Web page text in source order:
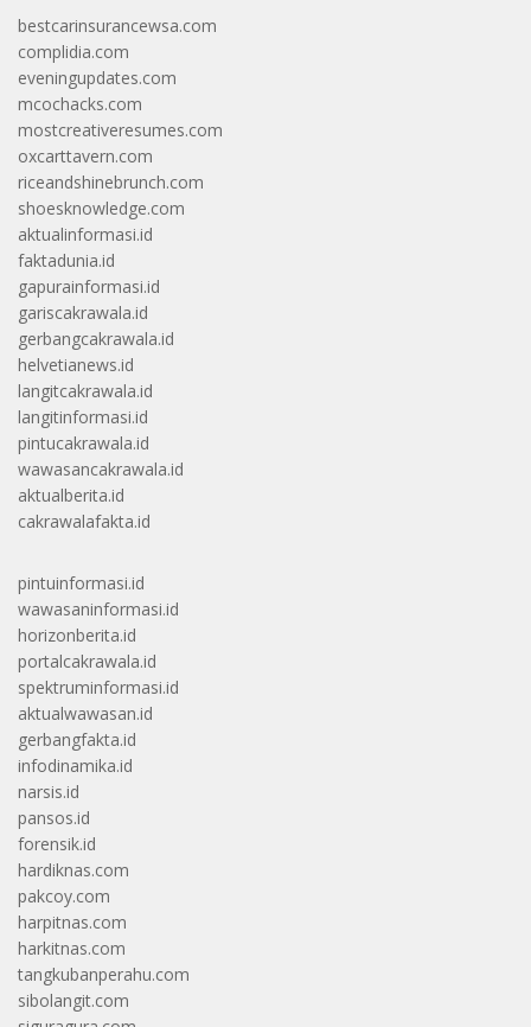
bestcarinsurancewsa.com
complidia.com
eveningupdates.com
mcochacks.com
mostcreativeresumes.com
oxcarttavern.com
riceandshinebrunch.com
shoesknowledge.com
aktualinformasi.id
faktadunia.id
gapurainformasi.id
gariscakrawala.id
gerbangcakrawala.id
helvetianews.id
langitcakrawala.id
langitinformasi.id
pintucakrawala.id
wawasancakrawala.id
aktualberita.id
cakrawalafakta.id
pintuinformasi.id
wawasaninformasi.id
horizonberita.id
portalcakrawala.id
spektruminformasi.id
aktualwawasan.id
gerbangfakta.id
infodinamika.id
narsis.id
pansos.id
forensik.id
hardiknas.com
pakcoy.com
harpitnas.com
harkitnas.com
tangkubanperahu.com
sibolangit.com